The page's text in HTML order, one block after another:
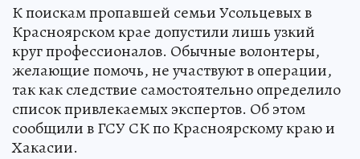
К поискам пропавшей семьи Усольцевых в
Красноярском крае допустили лишь узкий
круг профессионалов. Обычные волонтеры,
желающие помочь, не участвуют в операции,
так как следствие самостоятельно определило
список привлекаемых экспертов. Об этом
сообщили в ГСУ СК по Красноярскому краю и
Хакасии.